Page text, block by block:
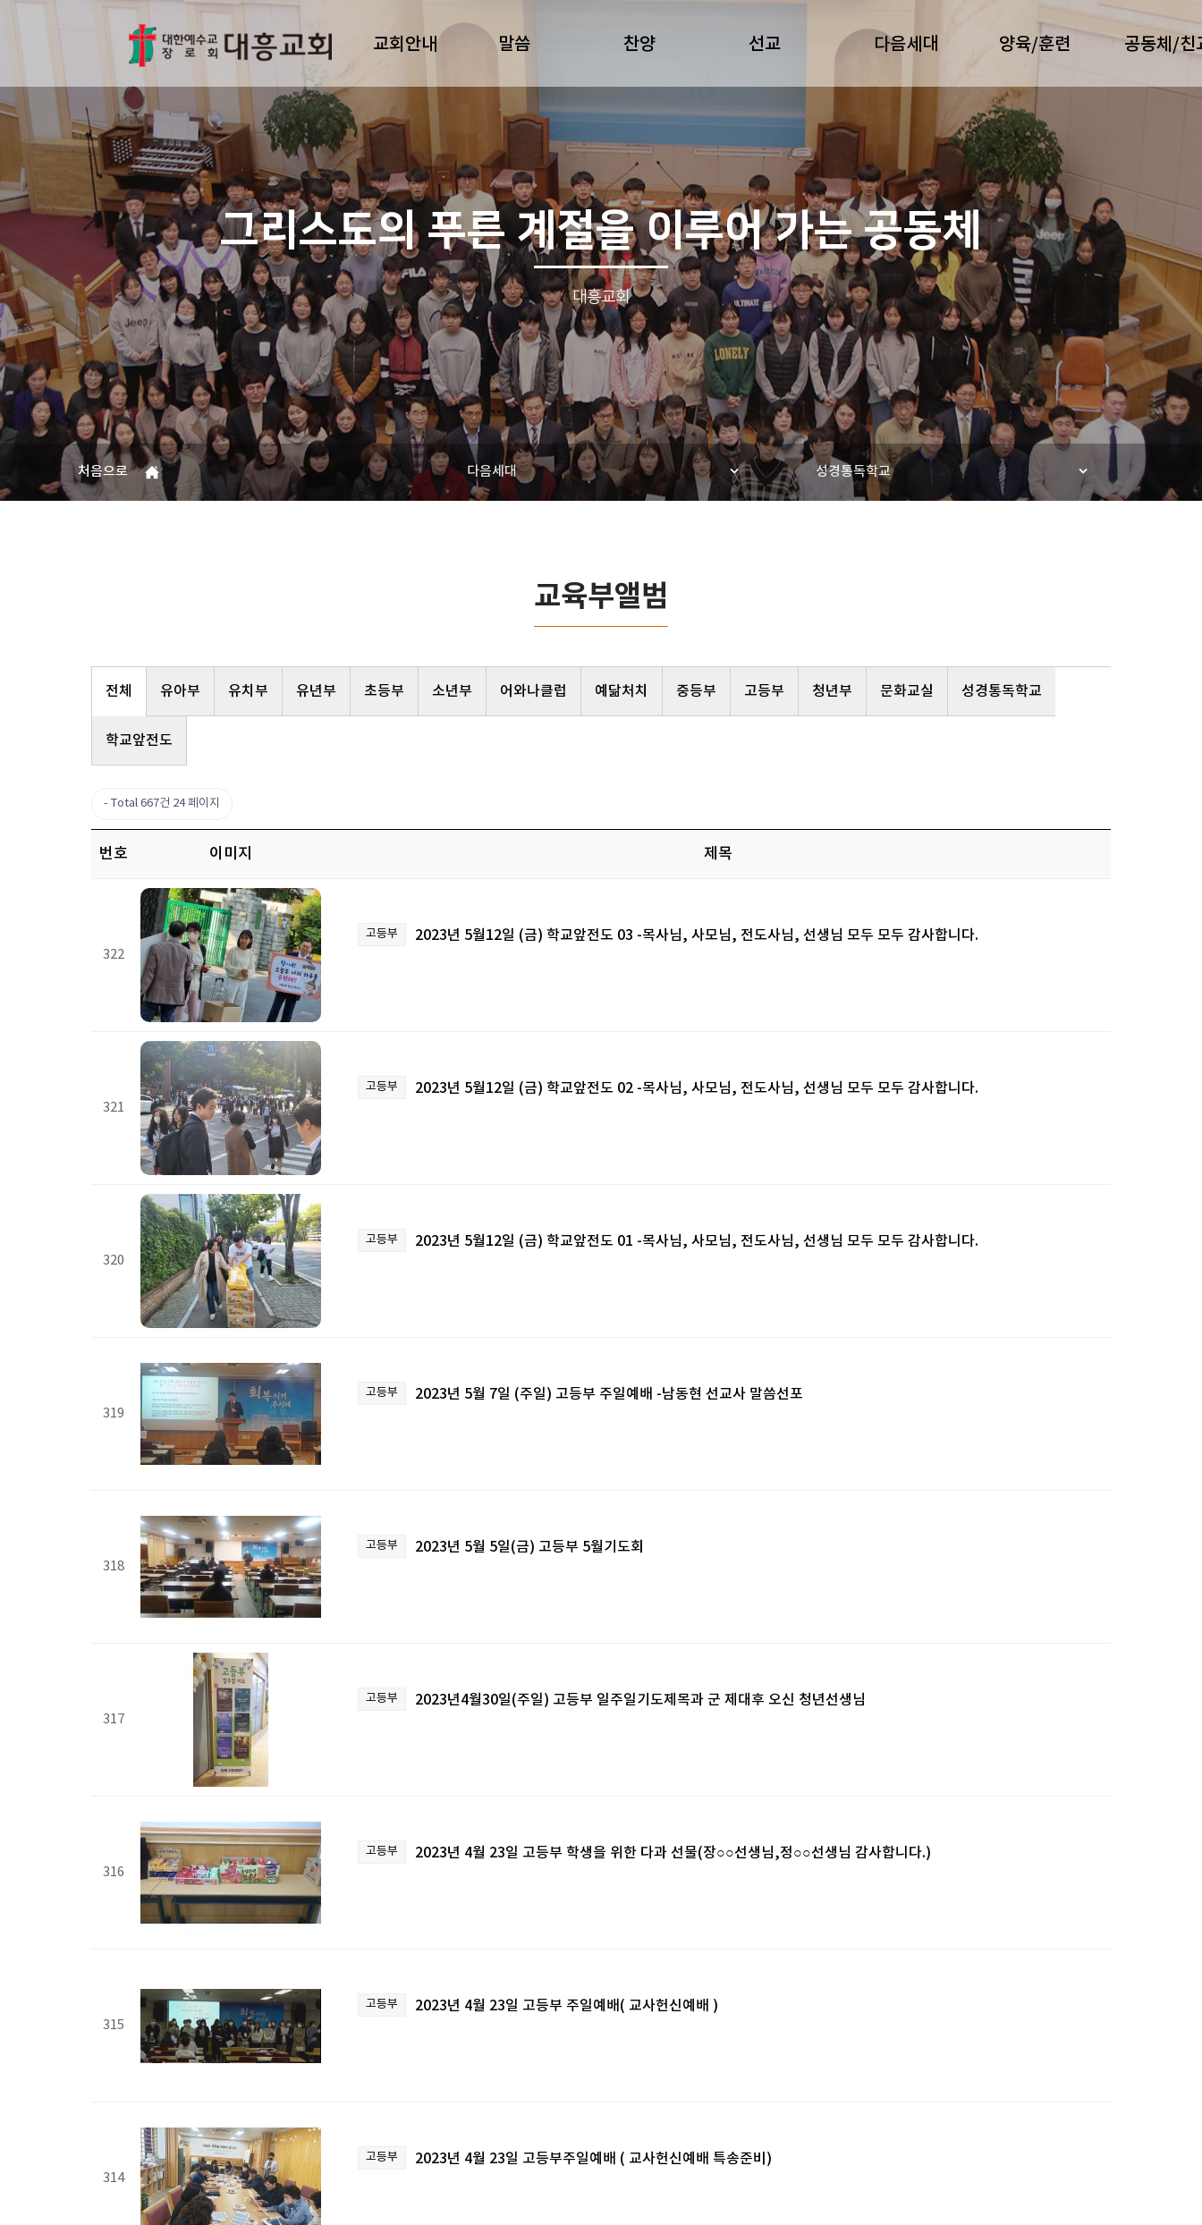
교회안내 말씀 찬양 선교 다음세대 양육/훈련 공동체/친
그리스도의 푸른 계절을 이루어 가는 공동체
대흥교회
처음으로 다음세대 성경통독학교
교육부앨범
전체 유아부 유치부 유년부 초등부 소년부 어와나클럽 예닮처치 중등부 고등부 청년부 문화교실 성경통독학교
학교앞전도
Total 667건 24 페이지
번호 이미지 제목
322
고등부 2023년 5월12일 (금) 학교앞전도 03 -목사님, 사모님, 전도사님, 선생님 모두 모두 감사합니다.
321
고등부 2023년 5월12일 (금) 학교앞전도 02 -목사님, 사모님, 전도사님, 선생님 모두 모두 감사합니다.
320
고등부 2023년 5월12일 (금) 학교앞전도 01 -목사님, 사모님, 전도사님, 선생님 모두 모두 감사합니다.
319
고등부 2023년 5월 7일 (주일) 고등부 주일예배 -남동현 선교사 말씀선포
318
고등부 2023년 5월 5일(금) 고등부 5월기도회
317
고등부 2023년4월30일(주일) 고등부 일주일기도제목과 군 제대후 오신 청년선생님
316
고등부 2023년 4월 23일 고등부 학생을 위한 다과 선물(장○○선생님,정○○선생님 감사합니다.)
315
고등부 2023년 4월 23일 고등부 주일예배( 교사헌신예배 )
314
고등부 2023년 4월 23일 고등부주일예배 ( 교사헌신예배 특송준비)